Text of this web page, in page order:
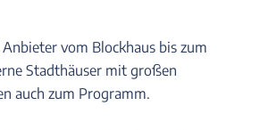
vom Blockhaus bis zum
Stadthäuser mit großen
auch zum Programm.